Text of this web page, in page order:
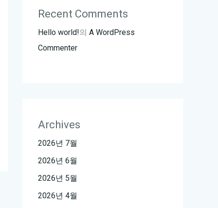
Recent Comments
Hello world!의 A WordPress
Commenter
Archives
2026년 7월
2026년 6월
2026년 5월
2026년 4월